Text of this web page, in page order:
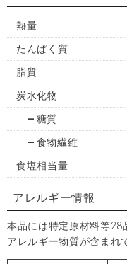
熱量
たんぱく質
脂質
炭水化物
糖質
食物繊維
食塩相当量
アレルギー情報
本品には特定原材料等28
アレルギー物質が含まれ